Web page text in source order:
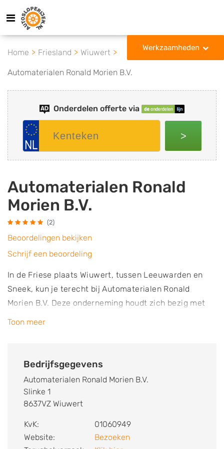
Werkzaamheden
Home Friesland Wiuwert
Automaterialen Ronald Morien B.V.
Onderdelen offerte via
>
Automaterialen Ronald
Morien B.V.
(2)
Beoordelingen bekijken
Schrijf een beoordeling
In de Friese plaats Wiuwert, tussen Leeuwarden en
Sneek, kun je terecht bij Automaterialen Ronald
Morien B.V. Deze onderneming houdt zich bezig met
het verantwoord demonteren van voertuigen en de
kopen van gebruikte auto onderdelen en voor het
sloopvoertuig. De autosloop is aangesloten bij de
branche organisatie voor demontage bedrijven in
aangesloten bij Auto Recycling Nederland (ARN). Het
demonteren van auto’s verloopt dan ook volgens
Toon meer
Bedrijfsgegevens
Automaterialen Ronald Morien B.V.
Slinke 1
8637VZ Wiuwert
KvK:
01060949
Website:
Bezoeken